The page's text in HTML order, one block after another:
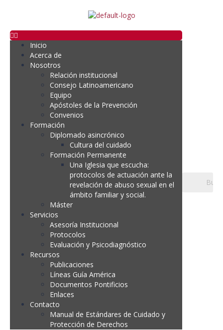
Inicio
Acerca de
Nosotros
Relación institucional
Consejo Latinoamericano
Equipo
Apóstoles de la Prevención
Convenios
Formación
Diplomado asincrónico
Cultura del cuidado
Formación Permanente
Una Iglesia que escucha:
protocolos de actuación ante la
revelación de abuso sexual en el
ámbito familiar y social.
Máster
Servicios
Asesoría Institucional
Protocolos
Evaluación y Psicodiagnóstico
Recursos
Publicaciones
Líneas Guía América
Documentos Pontificios
Enlaces
Contacto
Manual de Estándares de Cuidado y
Protección de Derechos